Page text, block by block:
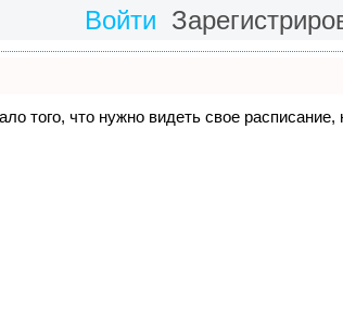
Войти
того, что нужно видеть свое